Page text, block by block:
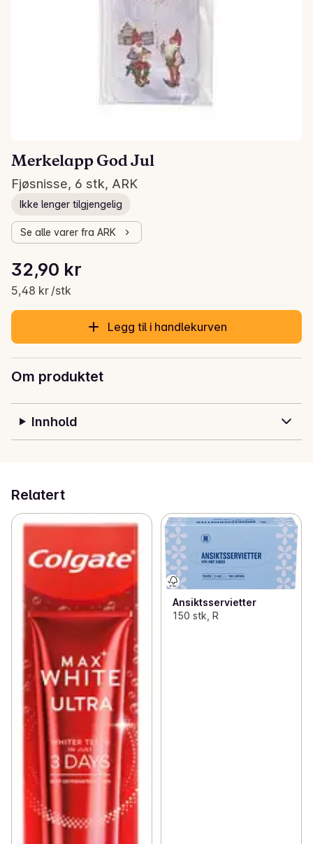
Merkelapp God Jul
Fjøsnisse, 6 stk, ARK
Ikke lenger tilgjengelig
Se alle varer fra ARK
Gjeldende pris er: 32,90 kr
32,90 kr
5,48 kr /stk
Stykkpris: 5,48 kr /stk
Legg til i handlekurven
Om produktet
Innhold
Relatert
Ansiktsservietter
150 stk, R